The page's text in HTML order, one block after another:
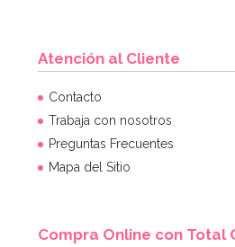
Atención al Cliente
Contacto
Trabaja con nosotros
Preguntas Frecuentes
Mapa del Sitio
Compra Online con Total